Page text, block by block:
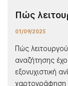
Πώς
01/09/2025
Πώς
αναζήτησης
εξονυχιστική
χαρτογράφηση